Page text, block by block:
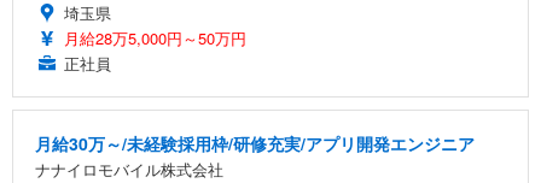
埼玉県
月給28万5,000円～50万円
正社員
月給30万～/未経験採用枠/研修充実/アプリ開発エンジニア
ナナイロモバイル株式会社